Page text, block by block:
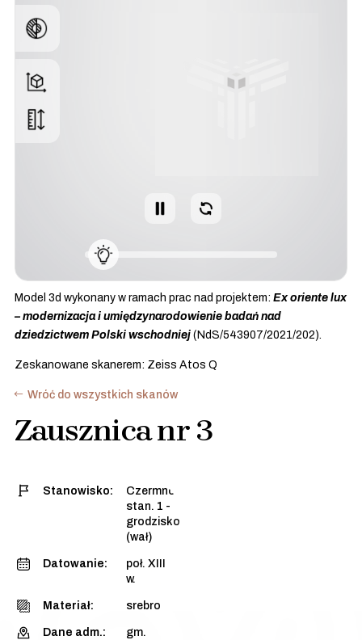
Model 3d wykonany w ramach prac nad projektem: Ex oriente lux
– modernizacja i umiędzynarodowienie badań nad
dziedzictwem Polski wschodniej (NdS/543907/2021/202).
Zeskanowane skanerem: Zeiss Atos Q
Wróć do wszystkich skanów
Zausznica nr 3
Stanowisko:
Czermno,
stan. 1 -
grodzisko
(wał)
Datowanie:
poł. XIII
w.
Materiał: srebro
Dane adm.:
gm.